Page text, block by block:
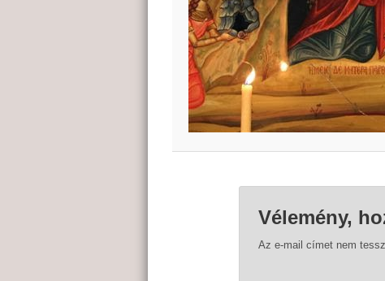
Vélemény,
Az e-mail címet nem